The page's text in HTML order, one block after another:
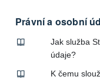
Právní a osobní
Jak služba
údaje?
K čemu